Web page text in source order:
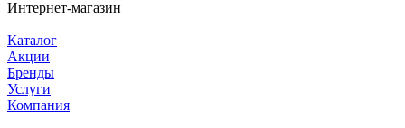
Интернет-магазин
Каталог
Акции
Бренды
Услуги
Компания